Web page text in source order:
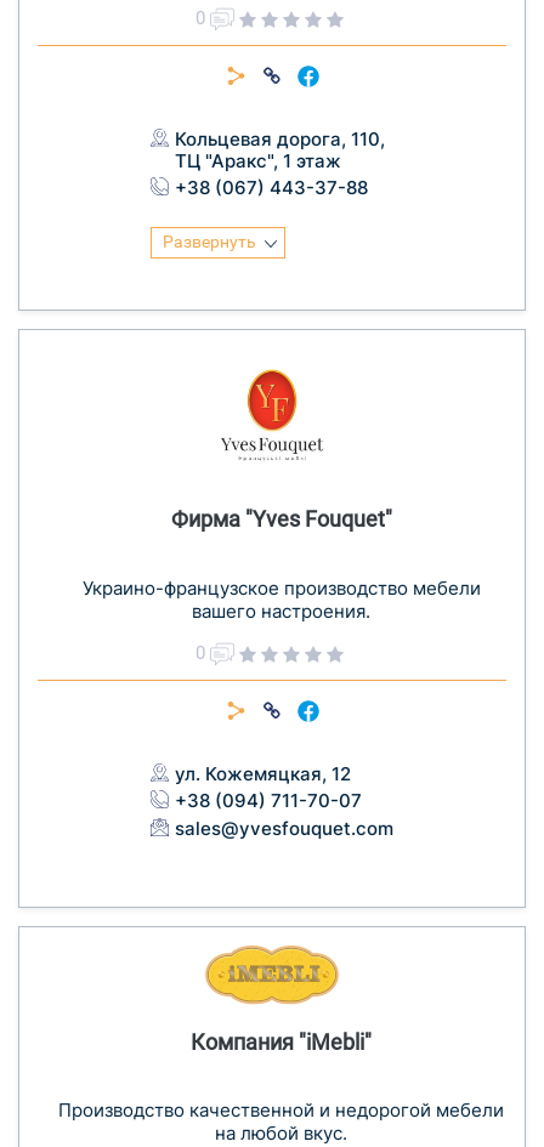
0
Кольцевая дорога, 110,
ТЦ "Аракс", 1 этаж
+38 (067) 443-37-88
Развернуть
Фирма "Yves Fouquet"
Украино-французское производство мебели
вашего настроения.
0
ул. Кожемяцкая, 12
+38 (094) 711-70-07
sales@yvesfouquet.com
Компания "iMebli"
Производство качественной и недорогой мебели
на любой вкус.